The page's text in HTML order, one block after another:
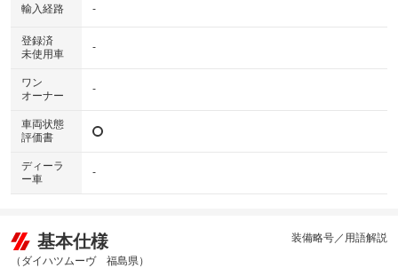
輸入経路 -
登録済
未使用車
-
ワン
オーナー
-
車両状態
評価書
ディーラ
ー車
-
基本仕様
（ダイハツムーヴ 福島県）
装備略号／用語解説